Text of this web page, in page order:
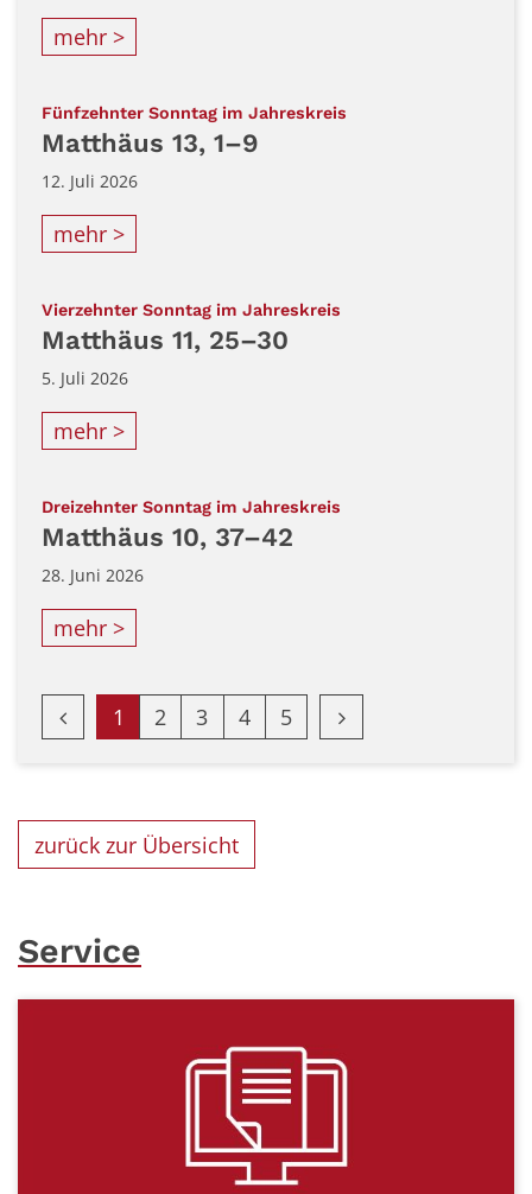
mehr >
Fünfzehnter Sonntag im Jahreskreis
Matthäus 13, 1–9
12. Juli 2026
mehr >
Vierzehnter Sonntag im Jahreskreis
Matthäus 11, 25–30
5. Juli 2026
mehr >
Dreizehnter Sonntag im Jahreskreis
Matthäus 10, 37–42
28. Juni 2026
mehr >
Vorherige Seite
1 2 3 4 5 Nächste Seite
zurück zur Übersicht
Service